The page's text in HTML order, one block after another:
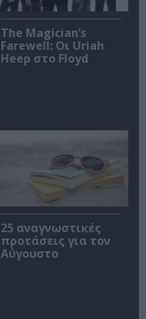
The Magician’s
Farewell: Οι Uriah
Heep στο Floyd
25 αναγνωστικές
προτάσεις για τον
Αύγουστο